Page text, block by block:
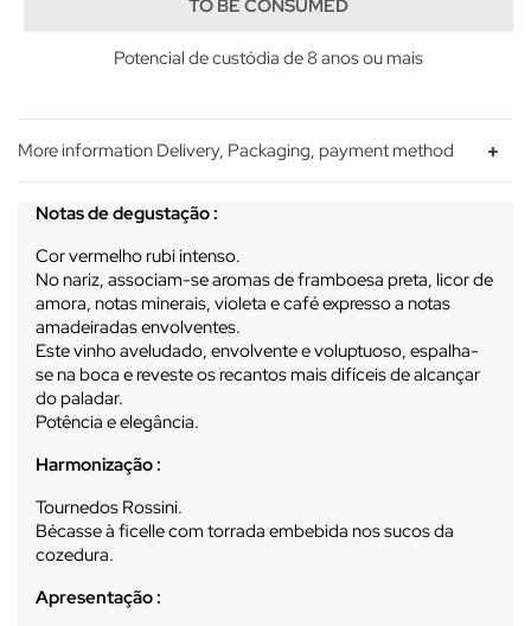
TO BE CONSUMED
Potencial de custódia de 8 anos ou mais
More information Delivery, Packaging, payment method
Notas de degustação :
Cor vermelho rubi intenso.
No nariz, associam-se aromas de framboesa preta, licor de
amora, notas minerais, violeta e café expresso a notas
amadeiradas envolventes.
Este vinho aveludado, envolvente e voluptuoso, espalha-
se na boca e reveste os recantos mais difíceis de alcançar
do paladar.
Potência e elegância.
Harmonização :
Tournedos Rossini.
Bécasse à ficelle com torrada embebida nos sucos da
cozedura.
Apresentação :